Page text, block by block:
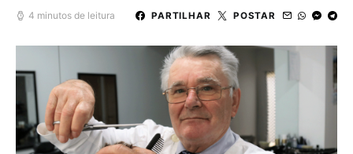
4 minutos de leitura PARTILHAR POSTAR